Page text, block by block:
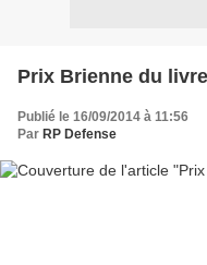
Prix Brienne du
Publié le 16/09/2014 à 11:56
Par RP Defense